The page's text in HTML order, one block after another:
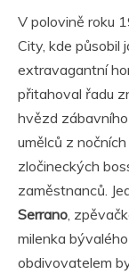
V polovině roku
City, kde působil
extravagantní
přitahoval řadu
hvězd
umělců z
zločineckých
zaměstnanců.
Serrano ,
milenka
obdivovatelem